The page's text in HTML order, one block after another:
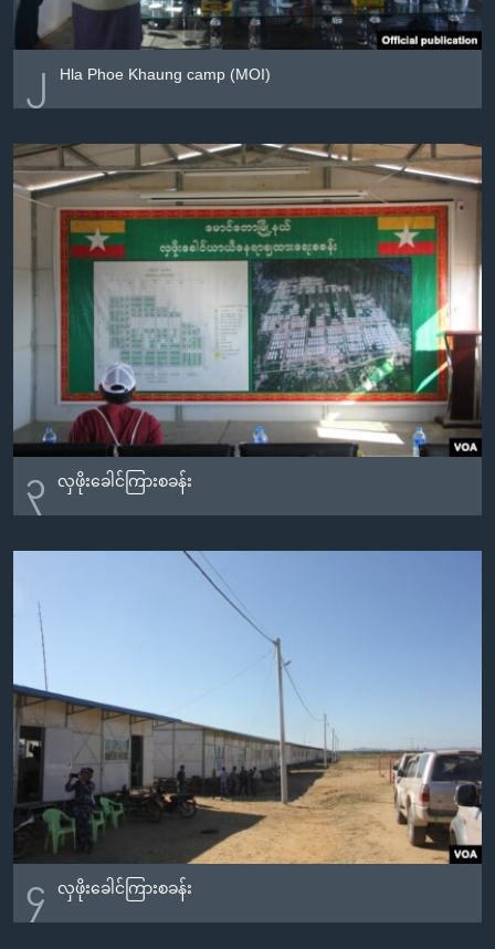
၂ Hla Phoe Khaung camp (MOI)
၃ လှဖိုးခေါင်ကြားစခန်း
၄ လှဖိုးခေါင်ကြားစခန်း